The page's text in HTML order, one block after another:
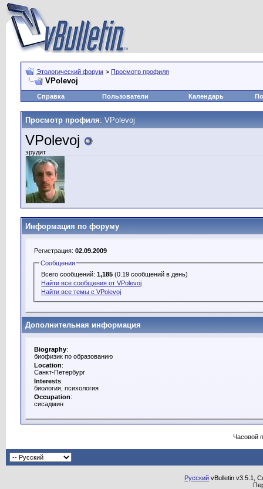
Этологический форум > Просмотр профиля
VPolevoj
Справка Пользователи Календарь
Просмотр профиля: VPolevoj
VPolevoj
эрудит
Информация по форуму
Регистрация: 02.09.2009
Сообщения
Всего сообщений:1,185 (0.19 сообщений в день)
Найти все сообщения от VPolevoj
Найти все темы с VPolevoj
Дополнительная информация
Biography:
биофизик по образованию
Location:
Санкт-Петербург
Interests:
биология, психология
Occupation:
сисадмин
Часовой
Русский vBulletin v3.5.1,